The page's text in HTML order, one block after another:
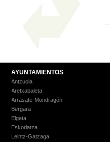
AYUNTAMIENTOS
Antzuola
Aretxabaleta
Arrasate-Mondragón
Bergara
Elgeta
Eskoriatza
Leintz-Gatzaga